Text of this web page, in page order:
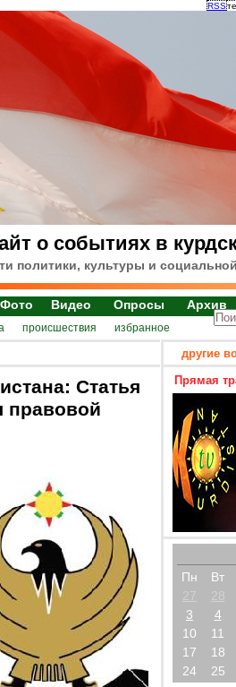
RSS
о событиях в
политики, культуры и
Фото Видео Опросы Архив
происшествия избранное
Статья
правовой
другие
Прямая
Пн Вт
27
28
3
4
10
11
17
18
24
25